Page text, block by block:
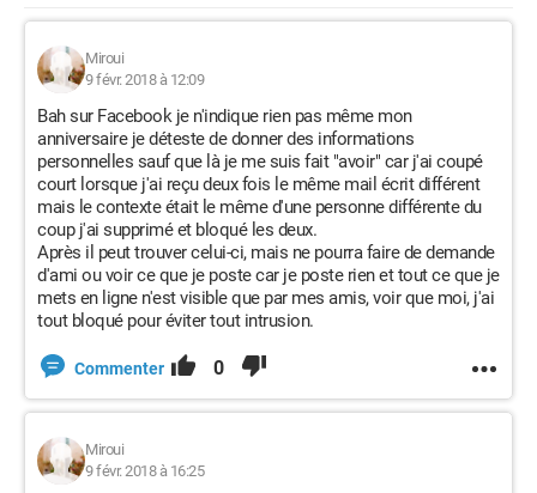
Miroui
9 févr. 2018 à 12:09
Bah sur Facebook je n'indique rien pas même mon
anniversaire je déteste de donner des informations
personnelles sauf que là je me suis fait "avoir" car j'ai coupé
court lorsque j'ai reçu deux fois le même mail écrit différent
mais le contexte était le même d'une personne différente du
coup j'ai supprimé et bloqué les deux.
Après il peut trouver celui-ci, mais ne pourra faire de demande
d'ami ou voir ce que je poste car je poste rien et tout ce que je
mets en ligne n'est visible que par mes amis, voir que moi, j'ai
tout bloqué pour éviter tout intrusion.
Commenter 0
Miroui
9 févr. 2018 à 16:25